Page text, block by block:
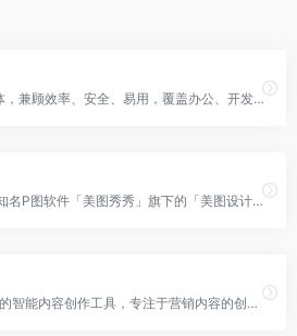
本地部署的AI智能体，兼顾效率、安全、易用，覆盖办公、开发、数据分析等多场景，具实用价值
美图AI PPT是国内知名P图软件「美图秀秀」旗下的「美图设计室」推出的免费在线.，用户只需输入一句话，便可以轻松打造精美PPT。无论是什么类型风格的PPT，美图AI都可以帮你打造，...
基于AIGC技术研发的智能内容创作工具，专注于营销内容的创作与生产。